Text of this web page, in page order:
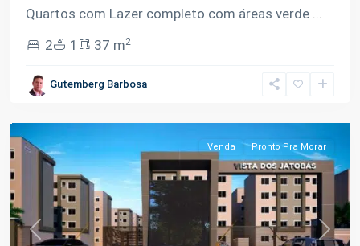
Quartos com Lazer completo com áreas verde ...
2
1 37 m2
Gutemberg Barbosa
Negra,
Previous Next
Venda Pronto Pra Morar